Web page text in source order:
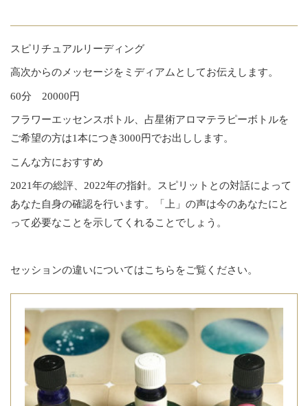
スピリチュアルリーディング
高次からのメッセージをミディアムとしてお伝えします。
60分 20000円
フラワーエッセンスボトル、占星術アロマテラピーボトルを
ご希望の方は1本につき3000円でお出しします。
こんな方におすすめ
2021年の総評、2022年の指針。スピリットとの対話によって
あなた自身の確認を行います。「上」の声は今のあなたにと
って必要なことを示してくれることでしょう。
セッションの違いについてはこちらをご覧ください。